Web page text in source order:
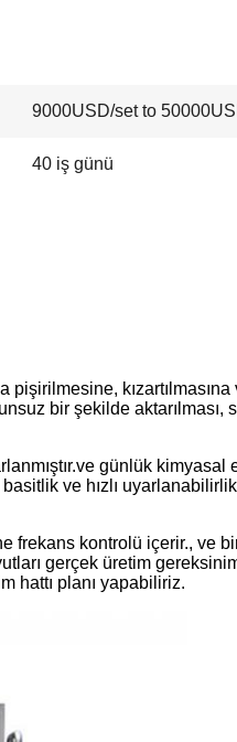
9000USD/set to
40 iş günü
pişirilmesine,
bir şekilde aktarılması,
günlük
ve hızlı uyarlanabilirlik
frekans kontrolü içerir., ve
gerçek üretim
hattı planı yapabiliriz.